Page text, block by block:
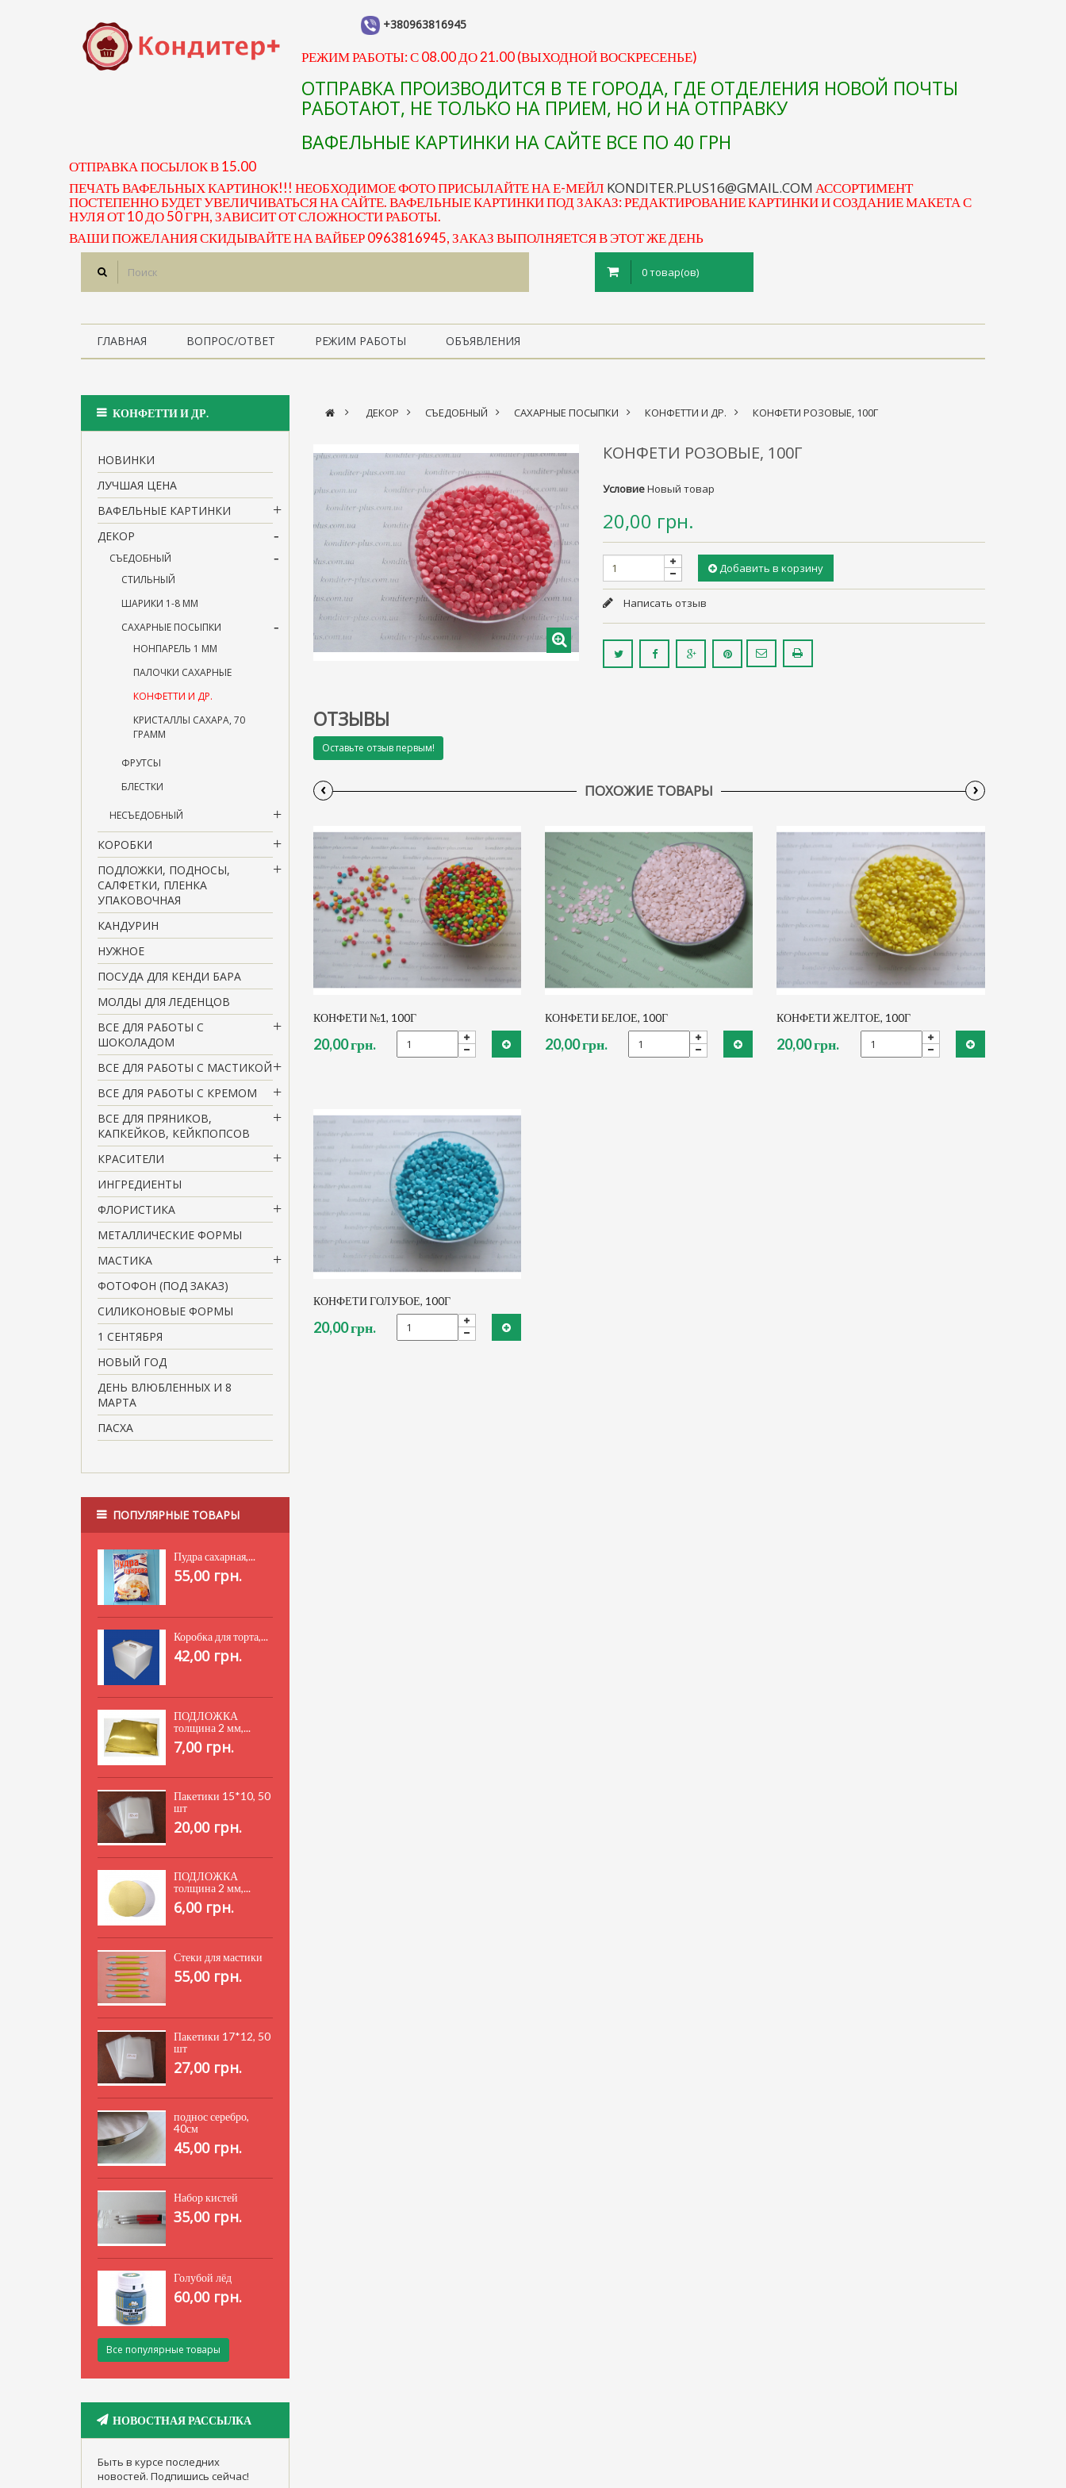
+380963816945
РЕЖИМ РАБОТЫ: С 08.00 ДО 21.00 (ВЫХОДНОЙ ВОСКРЕСЕНЬЕ)
ОТПРАВКА ПРОИЗВОДИТСЯ В ТЕ ГОРОДА, ГДЕ ОТДЕЛЕНИЯ НОВОЙ ПОЧТЫ
РАБОТАЮТ, НЕ ТОЛЬКО НА ПРИЕМ, НО И НА ОТПРАВКУ
ВАФЕЛЬНЫЕ КАРТИНКИ НА САЙТЕ ВСЕ ПО 40 ГРН
ОТПРАВКА ПОСЫЛОК В 15.00
ПЕЧАТЬ ВАФЕЛЬНЫХ КАРТИНОК!!! НЕОБХОДИМОЕ ФОТО ПРИСЫЛАЙТЕ НА Е-МЕЙЛ KONDITER.PLUS16@GMAIL.COM АССОРТИМЕНТ
ПОСТЕПЕННО БУДЕТ УВЕЛИЧИВАТЬСЯ НА САЙТЕ. ВАФЕЛЬНЫЕ КАРТИНКИ ПОД ЗАКАЗ: РЕДАКТИРОВАНИЕ КАРТИНКИ И СОЗДАНИЕ МАКЕТА С
НУЛЯ ОТ 10 ДО 50 ГРН, ЗАВИСИТ ОТ СЛОЖНОСТИ РАБОТЫ.
ВАШИ ПОЖЕЛАНИЯ СКИДЫВАЙТЕ НА ВАЙБЕР 0963816945, ЗАКАЗ ВЫПОЛНЯЕТСЯ В ЭТОТ ЖЕ ДЕНЬ
0 товар(ов)
ГЛАВНАЯ ВОПРОС/ОТВЕТ РЕЖИМ РАБОТЫ ОБЪЯВЛЕНИЯ
КОНФЕТТИ И ДР.
НОВИНКИ
ЛУЧШАЯ ЦЕНА
ВАФЕЛЬНЫЕ КАРТИНКИ
ДЕКОР
СЪЕДОБНЫЙ
СТИЛЬНЫЙ
ШАРИКИ 1-8 ММ
САХАРНЫЕ ПОСЫПКИ
НОНПАРЕЛЬ 1 ММ
ПАЛОЧКИ САХАРНЫЕ
КОНФЕТТИ И ДР.
КРИСТАЛЛЫ САХАРА, 70
ГРАММ
ФРУТСЫ
БЛЕСТКИ
НЕСЪЕДОБНЫЙ
КОРОБКИ
ПОДЛОЖКИ, ПОДНОСЫ,
САЛФЕТКИ, ПЛЕНКА
УПАКОВОЧНАЯ
КАНДУРИН
НУЖНОЕ
ПОСУДА ДЛЯ КЕНДИ БАРА
МОЛДЫ ДЛЯ ЛЕДЕНЦОВ
ВСЕ ДЛЯ РАБОТЫ С
ШОКОЛАДОМ
ВСЕ ДЛЯ РАБОТЫ С МАСТИКОЙ
ВСЕ ДЛЯ РАБОТЫ С КРЕМОМ
ВСЕ ДЛЯ ПРЯНИКОВ,
КАПКЕЙКОВ, КЕЙКПОПСОВ
КРАСИТЕЛИ
ИНГРЕДИЕНТЫ
ФЛОРИСТИКА
МЕТАЛЛИЧЕСКИЕ ФОРМЫ
МАСТИКА
ФОТОФОН (ПОД ЗАКАЗ)
СИЛИКОНОВЫЕ ФОРМЫ
1 СЕНТЯБРЯ
НОВЫЙ ГОД
ДЕНЬ ВЛЮБЛЕННЫХ И 8
МАРТА
ПАСХА
ПОПУЛЯРНЫЕ ТОВАРЫ
Пудра сахарная,...
55,00 грн.
Коробка для торта,...
42,00 грн.
ПОДЛОЖКА
толщина 2 мм,...
7,00 грн.
Пакетики 15*10, 50
шт
20,00 грн.
ПОДЛОЖКА
толщина 2 мм,...
6,00 грн.
Стеки для мастики
55,00 грн.
Пакетики 17*12, 50
шт
27,00 грн.
поднос серебро,
40см
45,00 грн.
Набор кистей
35,00 грн.
Голубой лёд
60,00 грн.
Все популярные товары
НОВОСТНАЯ РАССЫЛКА
Быть в курсе последних
новостей. Подпишись сейчас!
> ДЕКОР > СЪЕДОБНЫЙ > САХАРНЫЕ ПОСЫПКИ > КОНФЕТТИ И ДР. > КОНФЕТИ РОЗОВЫЕ, 100Г
КОНФЕТИ РОЗОВЫЕ, 100Г
УсловиеНовый товар
20,00 грн.
Добавить в корзину
Написать отзыв
ОТЗЫВЫ
Оставьте отзыв первым!
ПОХОЖИЕ ТОВАРЫ
‹ ›
КОНФЕТИ №1, 100Г
20,00 грн.
КОНФЕТИ БЕЛОЕ, 100Г
20,00 грн.
КОНФЕТИ ЖЕЛТОЕ, 100Г
20,00 грн.
КОНФЕТИ ГОЛУБОЕ, 100Г
20,00 грн.